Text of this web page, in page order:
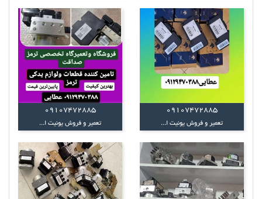
09107472885
تعمیر و فروش یونیت ا...
09107472885
تعمیر و فروش یونیت ا...